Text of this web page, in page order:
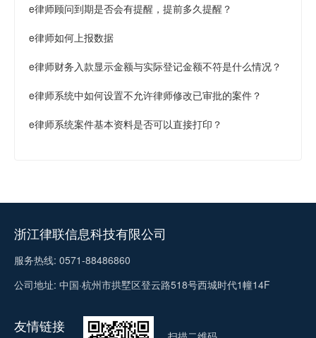
e律师顾问到期是否会有提醒，提前多久提醒？
e律师如何上报数据
e律师财务入款显示金额与实际登记金额不符是什么情况？
e律师系统中如何设置不允许律师修改已审批的案件？
e律师系统案件基本资料是否可以直接打印？
浙江律联信息科技有限公司
服务热线: 0571-88486860
公司地址: 中国·杭州市拱墅区登云路518号西城时代1幢14F
友情链接